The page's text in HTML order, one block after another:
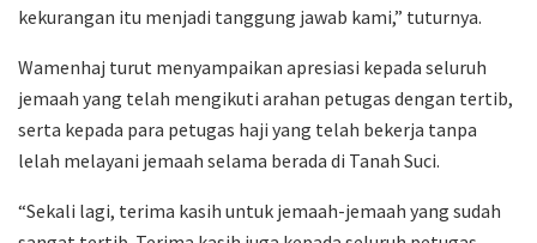
kekurangan itu menjadi tanggung jawab kami,” tuturnya.
Wamenhaj turut menyampaikan apresiasi kepada seluruh
jemaah yang telah mengikuti arahan petugas dengan tertib,
serta kepada para petugas haji yang telah bekerja tanpa
lelah melayani jemaah selama berada di Tanah Suci.
“Sekali lagi, terima kasih untuk jemaah-jemaah yang sudah